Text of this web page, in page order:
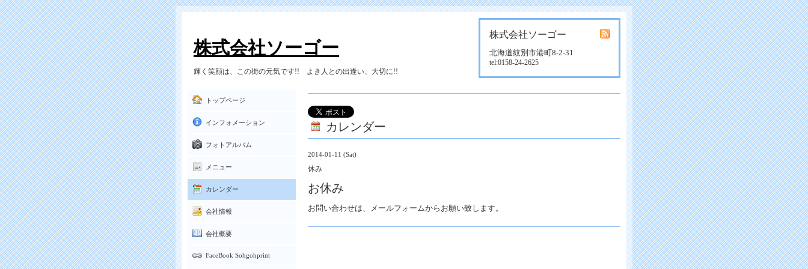
株式会社ソーゴー
北海道紋別市港町8-2-31
tel:0158-24-2625
株式会社ソーゴー
輝く笑顔は、この街の元気です!! よき人との出逢い、大切に!!
カレンダー
2014-01-11 (Sat)
休み
お休み
お問い合わせは、メールフォームからお願い致します。
トップページ
インフォメーション
フォトアルバム
メニュー
カレンダー
会社情報
会社概要
FaceBook Sohgohprint